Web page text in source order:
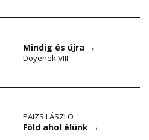
Mindig és újra →
Doyenek VIII.
PAIZS LÁSZLÓ
Föld ahol élünk →